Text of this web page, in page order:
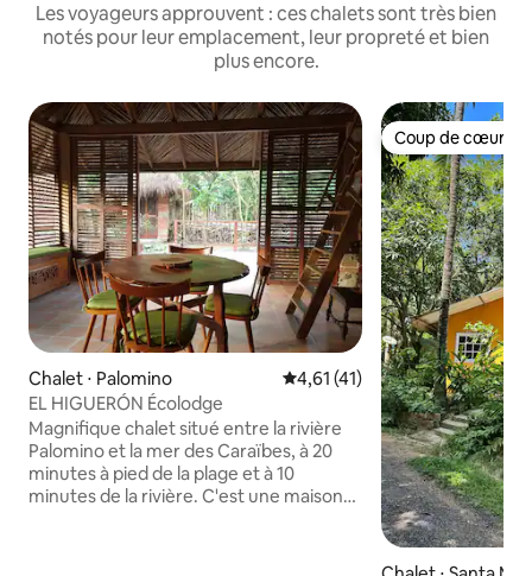
Les voyageurs approuvent : ces chalets sont très bien
notés pour leur emplacement, leur propreté et bien
plus encore.
Chalet ⋅ Palomino Évaluation moyenne sur la
4,61 (41)
EL HIGUERÓN Écolodge
Magnifique chalet situé entre la rivière
Palomino et la mer des Caraïbes, à 20
minutes à pied de la plage et à 10
minutes de la rivière. C'est une maison
Coup de cœur
Coup de cœur